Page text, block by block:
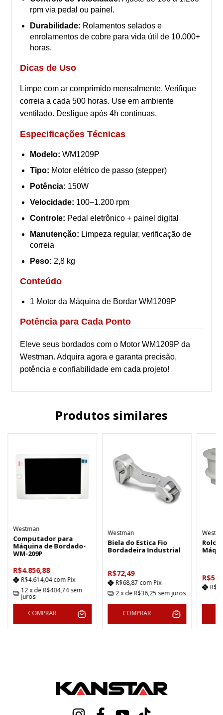
rpm via pedal ou painel.
Durabilidade: Rolamentos selados e
enrolamentos de cobre para vida útil de 10.000+
horas.
Dicas de Uso
Limpe com ar comprimido mensalmente. Verifique
correia a cada 500 horas. Use em ambiente
ventilado. Desligue após 4h contínuas.
Especificações Técnicas
Modelo: WM1209P
Tipo: Motor elétrico de passo (stepper)
Potência: 150W
Velocidade: 100–1.200 rpm
Controle: Pedal eletrônico + painel digital
Manutenção: Limpeza regular, verificação de
correia
Peso: 2,8 kg
Conteúdo
1 Motor da Máquina de Bordar WM1209P
Potência para Cada Ponto
Eleve seus bordados com o Motor WM1209P da
Westman. Adquira agora e garanta precisão,
potência e confiabilidade em cada projeto!
Produtos similares
Westman
Computador para
Máquina de Bordado-
WM-209P
R$4.856,88
R$4.614,04com Pix
12x de R$404,74 sem
juros
COMPRAR
Westman
Biela do Estica Fio
Bordadeira Industrial
R$72,49
R$68,87 com Pix
2x de R$36,25 sem juros
COMPRAR
Rolo